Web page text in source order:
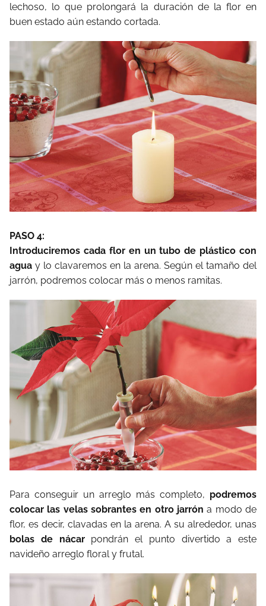
lechoso, lo que prolongará la duración de la flor en
buen estado aún estando cortada.
PASO 4:
Introduciremos cada flor en un tubo de plástico con
agua y lo clavaremos en la arena. Según el tamaño del
jarrón, podremos colocar más o menos ramitas.
Para conseguir un arreglo más completo, podremos
colocar las velas sobrantes en otro jarrón a modo de
flor, es decir, clavadas en la arena. A su alrededor, unas
bolas de nácarpondrán el punto divertido a este
navideño arreglo floral y frutal.